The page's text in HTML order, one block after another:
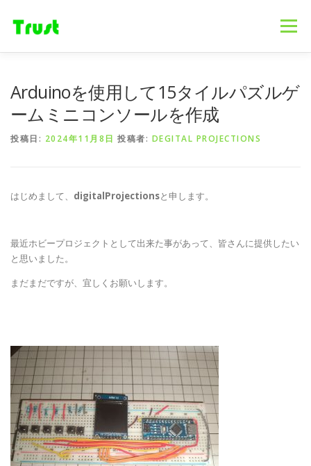
メニュー
Arduinoを使用して15タイルパズルゲ
ームミニコンソールを作成
投稿日: 2024年11月8日 投稿者: DEGITAL PROJECTIONS
はじめまして、 digitalProjectionsと申します。
最近ホビープロジェクトとして出来た事があって、皆さんに提供したい
と思いました。
まだまだですが、宜しくお願いします。